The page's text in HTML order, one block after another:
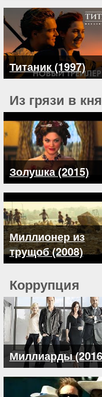
Титаник (1997)
Из грязи в
Золушка (2015)
Миллионер из
трущоб (2008)
Коррупция
Миллиарды